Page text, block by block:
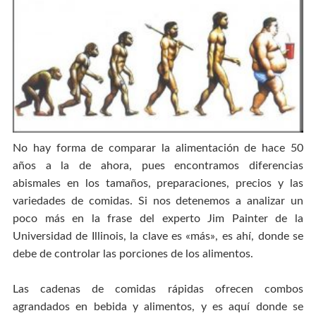
No hay forma de comparar la alimentación de hace 50
años a la de ahora, pues encontramos diferencias
abismales en los tamaños, preparaciones, precios y las
variedades de comidas. Si nos detenemos a analizar un
poco más en la frase del experto Jim Painter de la
Universidad de Illinois, la clave es «más», es ahí, donde se
debe de controlar las porciones de los alimentos.
Las cadenas de comidas rápidas ofrecen combos
agrandados en bebida y alimentos, y es aquí donde se